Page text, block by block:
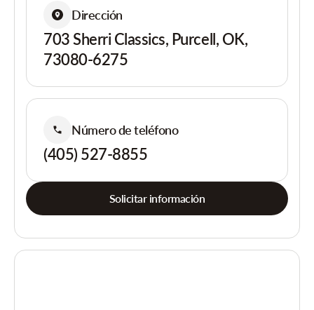
Dirección
703 Sherri Classics, Purcell, OK,
73080-6275
Número de teléfono
(405) 527-8855
Solicitar información